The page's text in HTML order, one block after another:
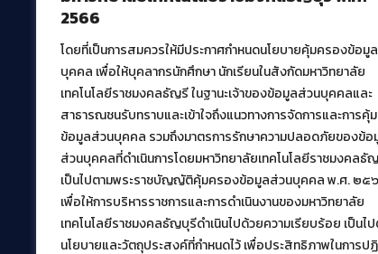
2566
โดยที่เป็นการสมควรให้มีประกาศกำหนดนโยบายคุ้มครองข้อมู
บุคคล เพื่อให้บุคลากรนักศึกษา นักเรียนในสังกัดมหาวิทยาลัย
เทคโนโลยีราชมงคลธัญรี ในฐานะเจ้าของข้อมูลส่วนบุคคลและ
สาธารณชนรับทราบและเข้าใจถึงแนวทางการจัดการและการคุ้
ข้อมูลส่วนบุคคล รวมถึงมาตรการรักษาความปลอดภัยของข้อ
ส่วนบุคคลที่ดำเนินการโดยมหาวิทยาลัยเทคโนโลยีราชมงคลธั
เป็นไปตามพระราชบัญญัติคุ้มครองข้อมูลส่วนบุคคล พ.ศ. ๒๕
เพื่อให้การบริหารราชการและการดำเนินงานของมหาวิทยาลัย
เทคโนโลยีราชมงคลธัญบุรีดำเนินไปด้วยความเรียบร้อย เป็นไ
นโยบายและวัตถุประสงค์ที่กำหนดไว้ เพื่อประสิทธิภาพในการป
สำนักวิทยบริการและเทคโนโลยีสารสนเทศ
มหาวิทยาลัยเทคโนโลยีราชมงคลธัญบุรี
39 หมู่ที่ 1 ตำบลคลองหก อำเภอคลองหลวง จังห
ปทุมธานี 12120
เผยแพร่ข้อมูลโดย.บุคลากร สวส.
สร้างและพัฒนาโดย.
ฝ่ายพัฒนาและเผยแพร่ข้อมูลเว็บไซต์